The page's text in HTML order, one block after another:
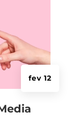
fev 12